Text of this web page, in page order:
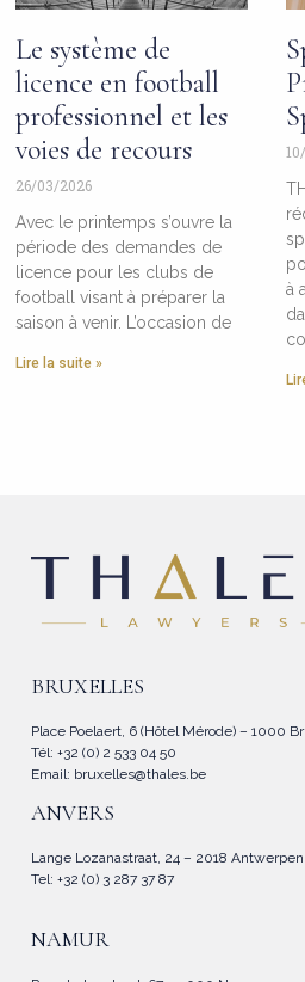
Le système de
licence en football
professionnel et les
voies de recours
26/03/2026
Avec le printemps s’ouvre la
période des demandes de
licence pour les clubs de
football visant à préparer la
saison à venir. L’occasion de
Lire la suite »
à
BRUXELLES
Place Poelaert, 6 (Hôtel Mérode) – 1000
Tél: +32 (0) 2 533 04 50
Email: bruxelles@thales.be
ANVERS
Lange Lozanastraat, 24 – 2018 Antwerpen
Tel: +32 (0) 3 287 37 87
NAMUR